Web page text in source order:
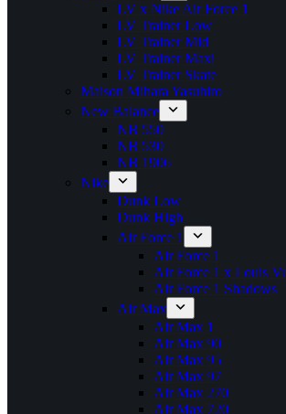
LV x Nike Air Force 1
LV Trainer Low
LV Trainer Mid
LV Trainer Maxi
LV Trainer Skate
Maison Mihara Yasuhiro
New Balance
NB 550
NB 530
NB 1906
Nike
Dunk Low
Dunk High
Air Force 1
Air Force 1
Air Force 1 x Louis
Air Force 1 Shadows
Air Max
Air Max 1
Air Max 90
Air Max 95
Air Max 97
Air Max 270
Air Max 720